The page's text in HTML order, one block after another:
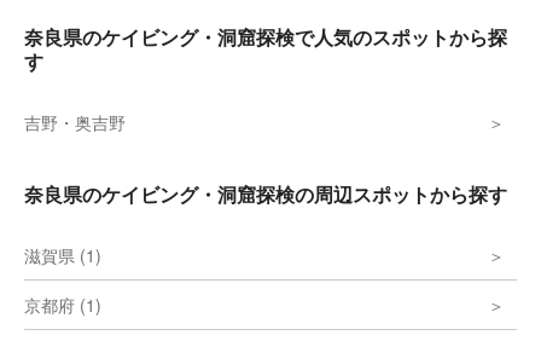
奈良県のケイビング・洞窟探検で人気のスポットから探
す
吉野・奥吉野
奈良県のケイビング・洞窟探検の周辺スポットから探す
滋賀県 (1)
京都府 (1)